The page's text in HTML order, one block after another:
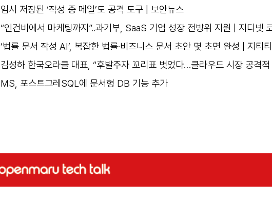
임시 저장된 ‘작성 중 메일’도 공격 도구 | 보안뉴스
“인건비에서 마케팅까지”..과기부, SaaS 기업 성장 전방위 지원 | 지디넷
‘법률 문서 작성 AI’, 복잡한 법률·비즈니스 문서 초안 몇 초면 완성 | 지티
김성하 한국오라클 대표, “후발주자 꼬리표 벗었다…클라우드 시장 공격적
MS, 포스트그레SQL에 문서형 DB 기능 추가